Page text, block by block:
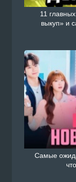
11
выкуп» и
Самые